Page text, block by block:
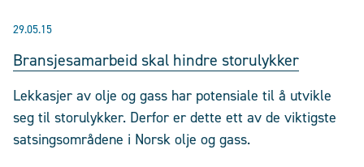
29.05.15
Bransjesamarbeid skal hindre storulykker
Lekkasjer av olje og gass har potensiale til å utvikle
seg til storulykker. Derfor er dette ett av de viktigste
satsingsområdene i Norsk olje og gass.